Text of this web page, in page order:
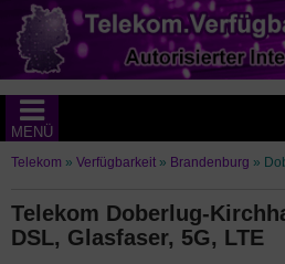
MENÜ
Telekom » Verfügbarkeit » Brandenburg »
Telekom Doberlug-
DSL, Glasfaser, 5G, LTE